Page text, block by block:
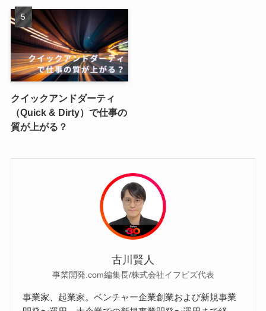
クイックアンドダーティ
（Quick & Dirty）で仕事の
質が上がる？
古川賢人
事業開発.com編集長/株式会社イフビズ代表
事業家、起業家。ベンチャー企業創業および新規事業